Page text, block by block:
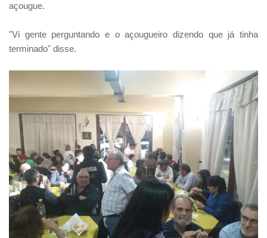
açougue.
"Vi gente perguntando e o açougueiro dizendo que já tinha
terminado" disse.